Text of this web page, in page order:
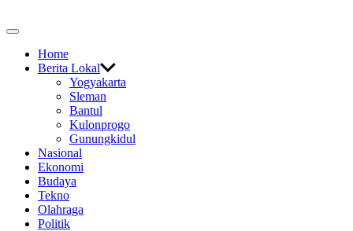
to
Off
CanvasHome
Berita Lokal
Yogyakarta
Sleman
Bantul
Kulonprogo
Gunungkidul
Nasional
Ekonomi
Budaya
Tekno
Olahraga
Politik